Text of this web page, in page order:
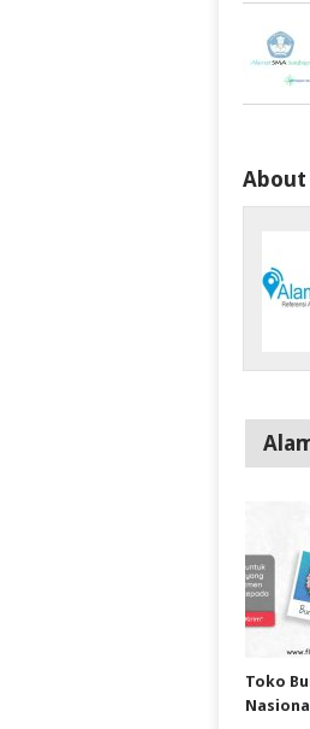
Toko
Nasional